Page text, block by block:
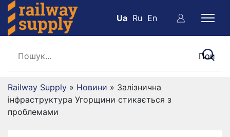
Ua Ru En
Railway Supply » Новини » Залізнична
інфраструктура Угорщини стикається з
проблемами